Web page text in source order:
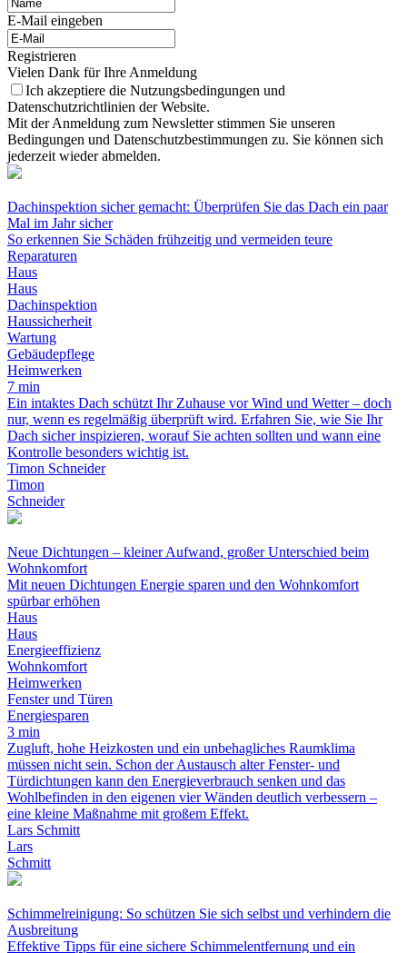
E-Mail eingeben
Registrieren
Vielen Dank für Ihre Anmeldung
Ich akzeptiere die Nutzungsbedingungen und
Datenschutzrichtlinien der Website.
Mit der Anmeldung zum Newsletter stimmen Sie unseren
Bedingungen und Datenschutzbestimmungen zu. Sie können sich
jederzeit wieder abmelden.
Dachinspektion sicher gemacht: Überprüfen Sie das Dach ein paar
Mal im Jahr sicher
So erkennen Sie Schäden frühzeitig und vermeiden teure
Reparaturen
Haus
Haus
Dachinspektion
Haussicherheit
Wartung
Gebäudepflege
Heimwerken
7 min
Ein intaktes Dach schützt Ihr Zuhause vor Wind und Wetter – doch
nur, wenn es regelmäßig überprüft wird. Erfahren Sie, wie Sie Ihr
Dach sicher inspizieren, worauf Sie achten sollten und wann eine
Kontrolle besonders wichtig ist.
Timon Schneider
Timon
Schneider
Neue Dichtungen – kleiner Aufwand, großer Unterschied beim
Wohnkomfort
Mit neuen Dichtungen Energie sparen und den Wohnkomfort
spürbar erhöhen
Haus
Haus
Energieeffizienz
Wohnkomfort
Heimwerken
Fenster und Türen
Energiesparen
3 min
Zugluft, hohe Heizkosten und ein unbehagliches Raumklima
müssen nicht sein. Schon der Austausch alter Fenster- und
Türdichtungen kann den Energieverbrauch senken und das
Wohlbefinden in den eigenen vier Wänden deutlich verbessern –
eine kleine Maßnahme mit großem Effekt.
Lars Schmitt
Lars
Schmitt
Schimmelreinigung: So schützen Sie sich selbst und verhindern die
Ausbreitung
Effektive Tipps für eine sichere Schimmelentfernung und ein